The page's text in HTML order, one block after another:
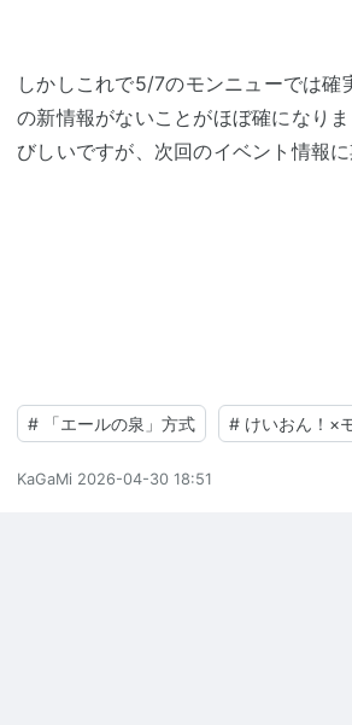
しかしこれで5/7のモンニューでは確
の新情報がないことがほぼ確になり
びしいですが、次回のイベント情報に
# 「エールの泉」方式 # けいおん！×
KaGaMi 2026-04-30 18:51